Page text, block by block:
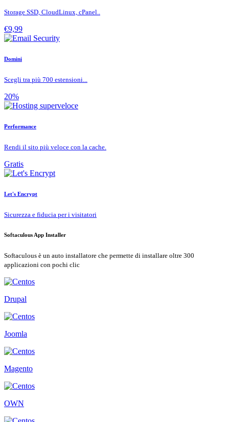
Storage SSD, CloudLinux, cPanel..
€9,99
Domini
Scegli tra più 700 estensioni...
20%
Performance
Rendi il sito più veloce con la cache.
Gratis
Let's Encrypt
Sicurezza e fiducia per i visitatori
Softaculous App Installer
Softaculous è un auto installatore che permette di installare oltre 300
applicazioni con pochi clic
Drupal
Joomla
Magento
OWN